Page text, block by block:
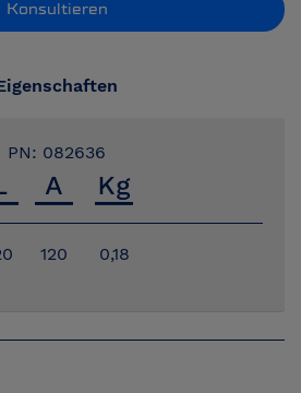
Konsultieren
PN: 082636
120 0,18